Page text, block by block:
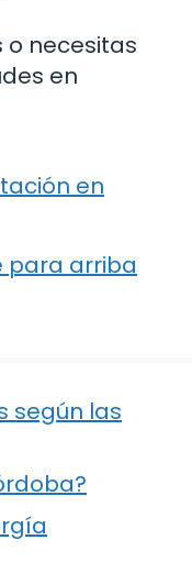
o necesitas
en
en
para arriba
según las